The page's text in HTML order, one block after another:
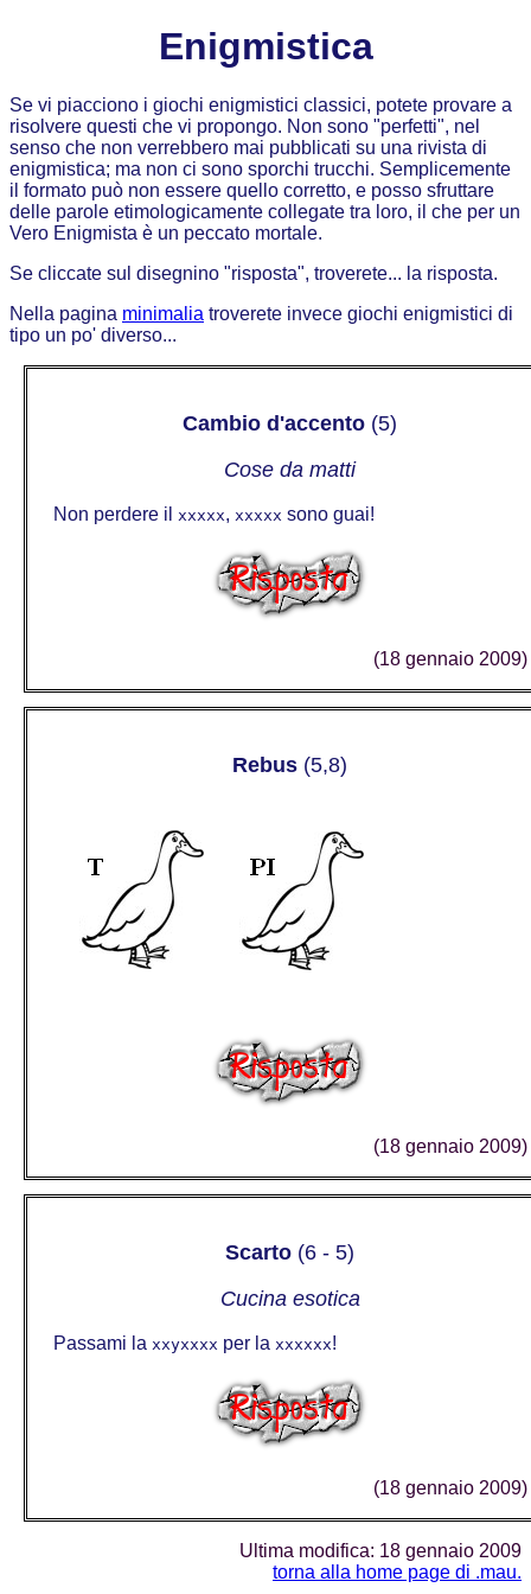
Enigmistica
Se vi piacciono i giochi enigmistici classici, potete provare a
risolvere questi che vi propongo. Non sono "perfetti", nel
senso che non verrebbero mai pubblicati su una rivista di
enigmistica; ma non ci sono sporchi trucchi. Semplicemente
il formato può non essere quello corretto, e posso sfruttare
delle parole etimologicamente collegate tra loro, il che per un
Vero Enigmista è un peccato mortale.
Se cliccate sul disegnino "risposta", troverete... la risposta.
Nella pagina minimalia troverete invece giochi enigmistici di
tipo un po' diverso...
Cambio d'accento (5)
Cose da matti
Non perdere il xxxxx, xxxxx sono guai!
(18 gennaio 2009)
Rebus (5,8)
(18 gennaio 2009)
Scarto (6 - 5)
Cucina esotica
Passami la xxyxxxx per la xxxxxx!
(18 gennaio 2009)
Ultima modifica: 18 gennaio 2009
torna alla home page di .mau.